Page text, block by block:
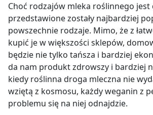
Choć rodzajów mleka roślinnego jest
przedstawione zostały najbardziej
powszechnie rodzaje. Mimo, że z
kupić je w większości sklepów,
będzie nie tylko tańsza i bardziej
da nam produkt zdrowszy i bardziej
kiedy roślinna droga mleczna nie
wziętą z kosmosu, każdy weganin z
problemu się na niej odnajdzie.